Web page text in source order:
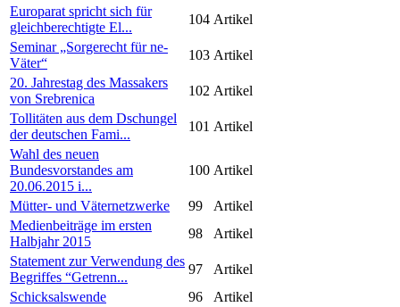
Europarat spricht sich für
gleichberechtigte El...
104 Artikel
Seminar „Sorgerecht für ne-
Väter“
103 Artikel
20. Jahrestag des Massakers
von Srebrenica
102 Artikel
Tollitäten aus dem Dschungel
der deutschen Fami...
101 Artikel
Wahl des neuen
Bundesvorstandes am
20.06.2015 i...
100 Artikel
Mütter- und Väternetzwerke 99
Artikel
Medienbeiträge im ersten
Halbjahr 2015
98
Artikel
Statement zur Verwendung des
Begriffes “Getrenn...
97
Artikel
Schicksalswende
96
Artikel